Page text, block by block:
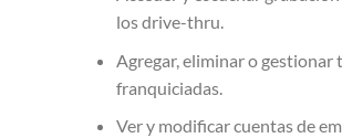
los drive-thru.
Agregar, eliminar o gestionar
franquiciadas.
Ver y modificar cuentas de